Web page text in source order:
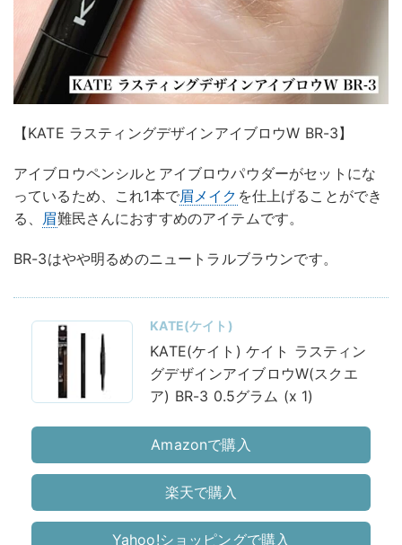
【KATE ラスティングデザインアイブロウW BR-3】
アイブロウペンシルとアイブロウパウダーがセットにな
っているため、これ1本で眉メイク を仕上げることができ
る、 眉難民さんにおすすめのアイテムです。
BR-3はやや明るめのニュートラルブラウンです。
KATE(ケイト)
KATE(ケイト) ケイト ラスティン
グデザインアイブロウW(スクエ
ア) BR-3 0.5グラム (x 1)
Amazonで購入
楽天で購入
Yahoo!ショッピングで購入